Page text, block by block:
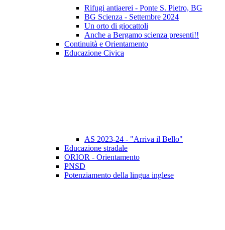
Rifugi antiaerei - Ponte S. Pietro, BG
BG Scienza - Settembre 2024
Un orto di giocattoli
Anche a Bergamo scienza presenti!!
Continuità e Orientamento
Educazione Civica
AS 2023-24 - "Arriva il Bello"
Educazione stradale
ORIOR - Orientamento
PNSD
Potenziamento della lingua inglese